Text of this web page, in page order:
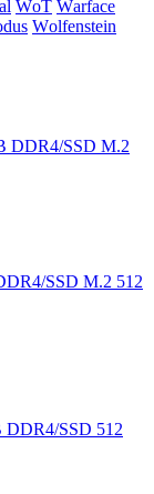
WоТ Wаrfасе
Wоlfеnstеin
SSD M.2 512